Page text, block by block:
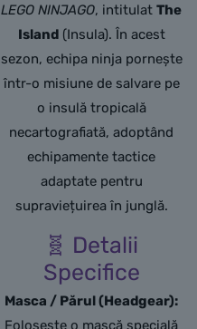
LEGO NINJAGO, intitulatThe
Island(Insula). În acest
sezon, echipa ninja pornește
într-o misiune de salvare pe
o insulă tropicală
necartografiată, adoptând
echipamente tactice
adaptate pentru
supraviețuirea în junglă.
🧬 Detalii
Specifice
Masca / Părul (Headgear):
Folosește o mască specială